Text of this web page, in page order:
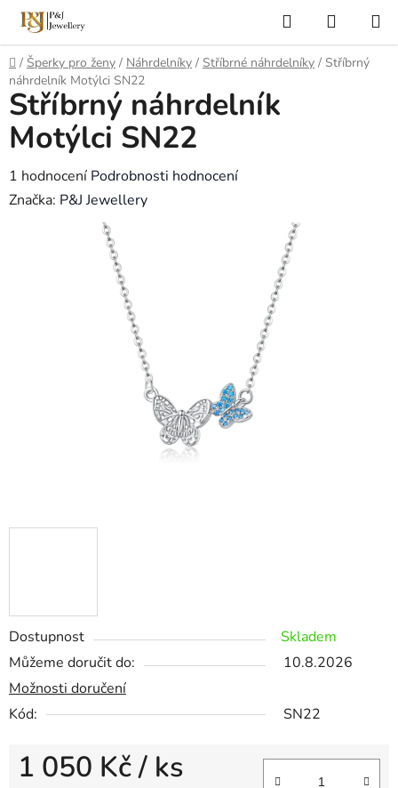
Přejít
obsah
Hledat
KOŠÍK
Domů
/ Šperky pro ženy / Náhrdelníky / Stříbrné náhrdelníky / Stříbrný
náhrdelník Motýlci SN22
Dostupnost
Skladem
Můžeme doručit do:
10.8.2026
Možnosti doručení
Kód:
SN22
1 050 Kč/ ks
Stříbrný náhrdelník
Motýlci SN22
Průměrné
hodnocení
1 hodnocení Podrobnosti hodnocení
Značka: P&J Jewellery